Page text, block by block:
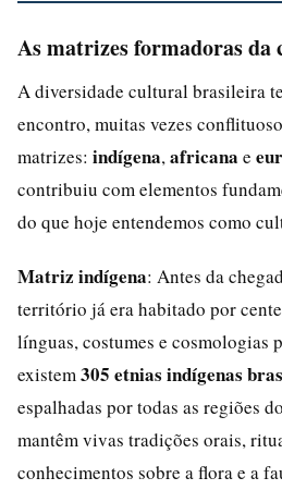
As matrizes formadoras
A diversidade cultural brasileira
encontro, muitas vezes
matrizes: indígena, africana e
contribuiu com elementos
do que hoje entendemos como
Matriz indígena: Antes da
território já era habitado por
línguas, costumes e cosmologias
existem 305 etnias indígenas
espalhadas por todas as regiões
mantêm vivas tradições orais,
conhecimentos sobre a flora e a